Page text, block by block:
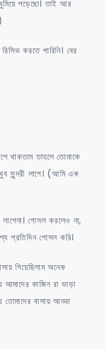
পড়েছো। তাই আর
করতে পারিনি। বের
থাকতাম তাহলে তোমাকে
সুন্দরী লাগে। (আমি এক
গোসল করলেও না,
প্রতিদিন গোসল করি।
গিয়েছিলাম অনেক
কাজিন রা ভাড়া
তোমাদের বাসায় আড্ডা